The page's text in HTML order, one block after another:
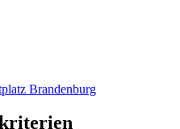
Brandenburg